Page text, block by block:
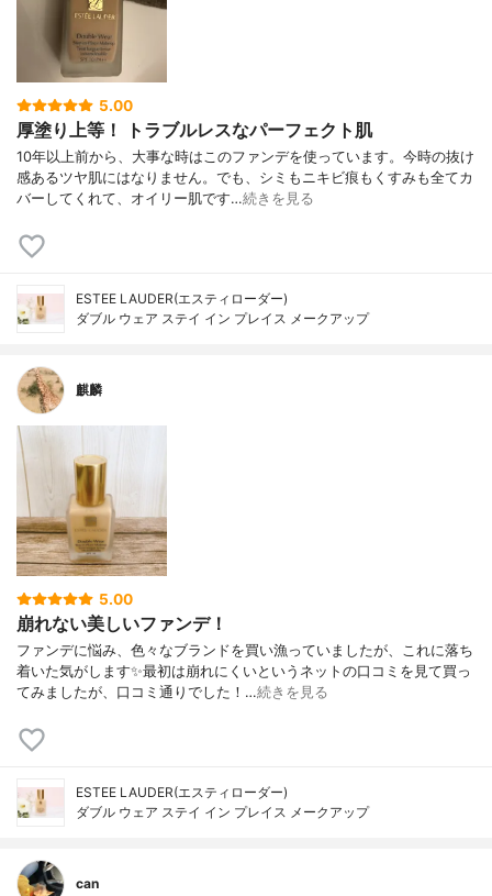
5.00
厚塗り上等！ トラブルレスなパーフェクト肌
10年以上前から、大事な時はこのファンデを使っています。今時の抜け
感あるツヤ肌にはなりません。でも、シミもニキビ痕もくすみも全てカ
バーしてくれて、オイリー肌です…続きを見る
ESTEE LAUDER(エスティローダー)
ダブル ウェア ステイ イン プレイス メークアップ
麒麟
5.00
崩れない美しいファンデ！
ファンデに悩み、色々なブランドを買い漁っていましたが、これに落ち
着いた気がします✨最初は崩れにくいというネットの口コミを見て買っ
てみましたが、口コミ通りでした！…続きを見る
ESTEE LAUDER(エスティローダー)
ダブル ウェア ステイ イン プレイス メークアップ
can